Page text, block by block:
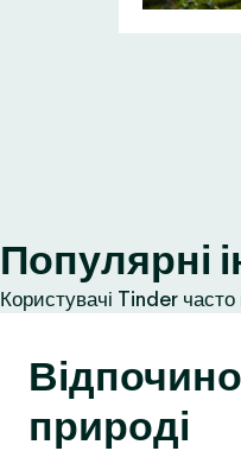
Популярні
Користувачі Tinder часто
природі